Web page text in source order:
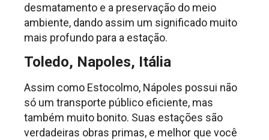
desmatamento e a preservação do meio
ambiente, dando assim um significado muito
mais profundo para a estação.
Toledo, Napoles, Itália
Assim como Estocolmo, Nápoles possui não
só um transporte público eficiente, mas
também muito bonito. Suas estações são
verdadeiras obras primas, e melhor que você